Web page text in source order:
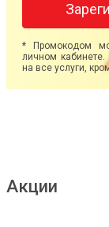
* Промокодом
личном
на все услуги,
Акции